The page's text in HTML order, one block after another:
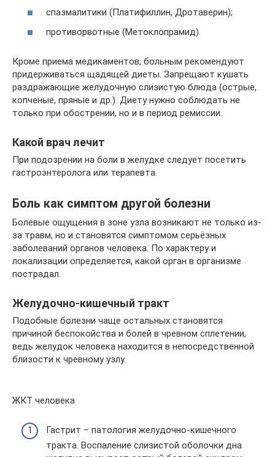
спазмалитики (Платифиллин, Дротаверин);
противорвотные (Метоклопрамид).
Кроме приема медикаментов, больным рекомендуют
придерживаться щадящей диеты. Запрещают кушать
раздражающие желудочную слизистую блюда (острые,
копченые, пряные и др.). Диету нужно соблюдать не
только при обострении, но и в период ремиссии.
Какой врач лечит
При подозрении на боли в желудке следует посетить
гастроэнтеролога или терапевта.
Боль как симптом другой болезни
Болевые ощущения в зоне узла возникают не только из-
за травм, но и становятся симптомом серьёзных
заболеваний органов человека. По характеру и
локализации определяется, какой орган в организме
пострадал.
Желудочно-кишечный тракт
Подобные болезни чаще остальных становятся
причиной беспокойства и болей в чревном сплетении,
ведь желудок человека находится в непосредственной
близости к чревному узлу.
ЖКТ человека
Гастрит – патология желудочно-кишечного
тракта. Воспаление слизистой оболочки дна